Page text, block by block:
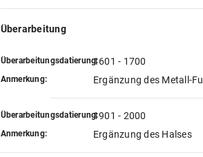
Überarbeitung
Überarbeitungsdatierung:1601 - 1700
Anmerkung: Ergänzung des Metall-
Überarbeitungsdatierung:1901 - 2000
Anmerkung: Ergänzung des Halses